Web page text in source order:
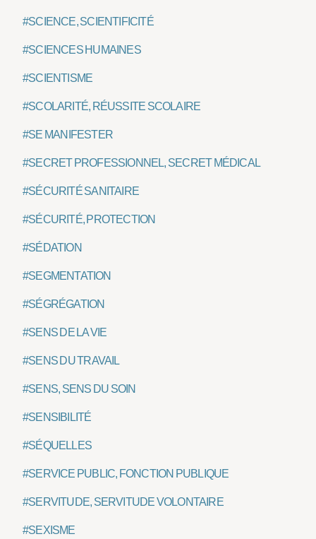
#SCIENCE, SCIENTIFICITÉ
#SCIENCES HUMAINES
#SCIENTISME
#SCOLARITÉ, RÉUSSITE SCOLAIRE
#SE MANIFESTER
#SECRET PROFESSIONNEL, SECRET MÉDICAL
#SÉCURITÉ SANITAIRE
#SÉCURITÉ, PROTECTION
#SÉDATION
#SEGMENTATION
#SÉGRÉGATION
#SENS DE LA VIE
#SENS DU TRAVAIL
#SENS, SENS DU SOIN
#SENSIBILITÉ
#SÉQUELLES
#SERVICE PUBLIC, FONCTION PUBLIQUE
#SERVITUDE, SERVITUDE VOLONTAIRE
#SEXISME